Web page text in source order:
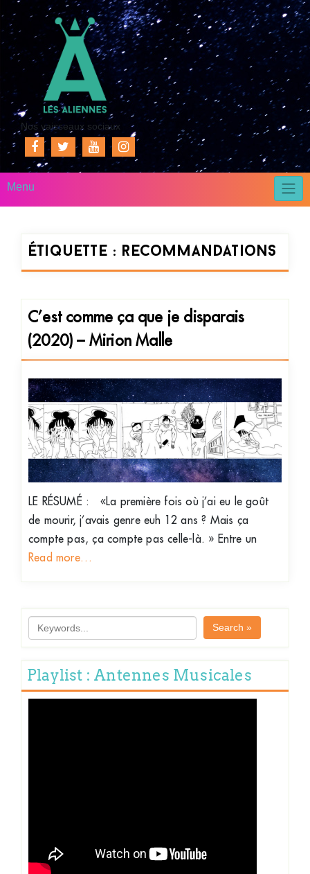
Nos vaisseaux sociaux
Menu
Étiquette : recommandations
C’est comme ça que je disparais
(2020) – Mirion Malle
LE RÉSUMÉ : «La première fois où j’ai eu le goût
de mourir, j’avais genre euh 12 ans ? Mais ça
compte pas, ça compte pas celle-là. » Entre un
Read more…
Search »
Playlist : Antennes Musicales